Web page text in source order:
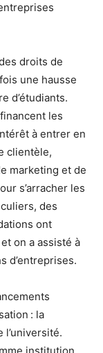
droits de
une hausse
d’étudiants.
les
à entrer en
clientèle,
marketing et de
s’arracher les
des
ont
on a assisté à
d’entreprises.
: la